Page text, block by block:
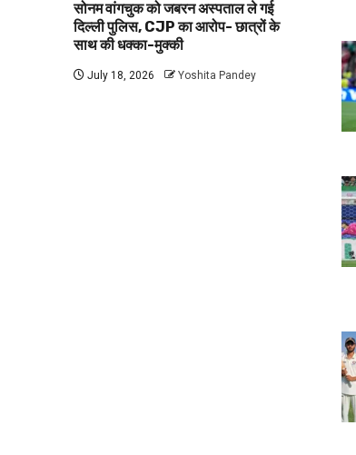
सोनम वांगचुक को जबरन अस्पताल ले गई
दिल्ली पुलिस, CJP का आरोप- छात्रों के
साथ की धक्का-मुक्की
July 18, 2026 Yoshita Pandey